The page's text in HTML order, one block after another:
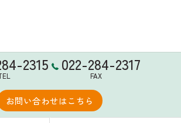
2315 022-284-2317
FAX
お問い合わせはこちら